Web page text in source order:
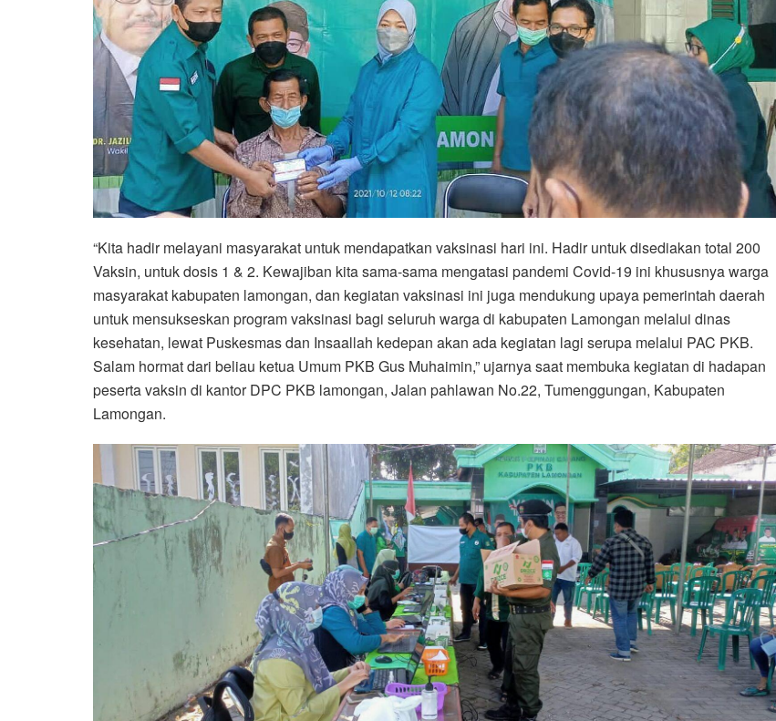
“Kita hadir melayani masyarakat untuk mendapatkan vaksinasi hari ini. Hadir untuk disediakan total 200
Vaksin, untuk dosis 1 & 2. Kewajiban kita sama-sama mengatasi pandemi Covid-19 ini khususnya warga
masyarakat kabupaten lamongan, dan kegiatan vaksinasi ini juga mendukung upaya pemerintah daerah
untuk mensukseskan program vaksinasi bagi seluruh warga di kabupaten Lamongan melalui dinas
kesehatan, lewat Puskesmas dan Insaallah kedepan akan ada kegiatan lagi serupa melalui PAC PKB.
Salam hormat dari beliau ketua Umum PKB Gus Muhaimin,” ujarnya saat membuka kegiatan di hadapan
peserta vaksin di kantor DPC PKB lamongan, Jalan pahlawan No.22, Tumenggungan, Kabupaten
Lamongan.